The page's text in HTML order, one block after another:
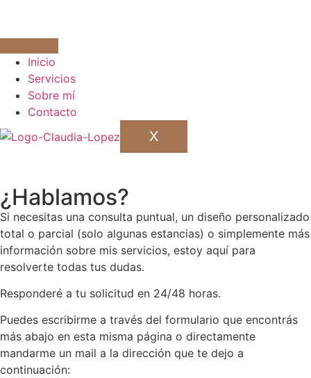
Inicio
Servicios
Sobre mí
Contacto
X
¿Hablamos?
Si necesitas una consulta puntual, un diseño personalizado
total o parcial (solo algunas estancias) o simplemente más
información sobre mis servicios, estoy aquí para
resolverte todas tus dudas.
Responderé a tu solicitud en 24/48 horas.
Puedes escribirme a través del formulario que encontrás
más abajo en esta misma página o directamente
mandarme un mail a la dirección que te dejo a
continuación: